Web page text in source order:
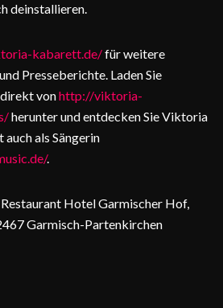
deinstallieren.
kabarett.de/für weitere
Presseberichte. Laden Sie
vonhttp://viktoria-
herunter und entdecken Sie Viktoria
auch als Sängerin
.
Hotel Garmischer Hof,
Garmisch-Partenkirchen